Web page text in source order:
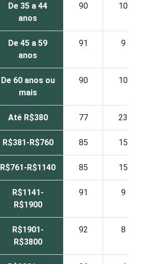
De 35 a 44
anos
90 10
De 45 a 59
anos
91 9
De 60 anos ou
mais
90 10
Até R$380 77 23
R$381-R$760 85 15
R$761-R$1140 85 15
R$1141-
R$1900
91 9
R$1901-
R$3800
92 8